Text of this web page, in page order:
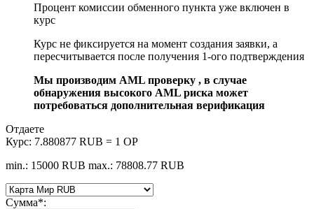
Процент комиссии обменного пункта уже включен в
курс
Курс не фиксируется на момент создания заявки, а
пересчитывается после получения 1-ого подтверждения
Мы производим AML проверку , в случае
обнаружения высокого AML риска может
потребоваться дополнительная верификация
Отдаете
Курс: 7.880877 RUB = 1 OP
min.: 15000 RUB max.: 78808.77 RUB
Сумма*: